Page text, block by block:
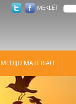
MEKLĒT
MEDIJU MATERIĀLI